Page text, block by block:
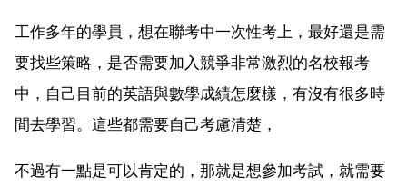
工作多年的學員，想在聯考中一次性考上，最好還是需
要找些策略，是否需要加入競爭非常激烈的名校報考
中，自己目前的英語與數學成績怎麼樣，有沒有很多時
間去學習。這些都需要自己考慮清楚，
不過有一點是可以肯定的，那就是想參加考試，就需要